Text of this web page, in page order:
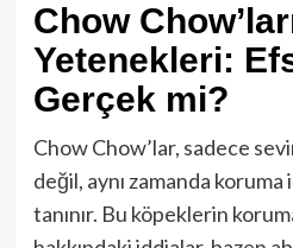
Chow
Yetenekleri:
Gerçek mi?
Chow Chow’lar, sadece
değil, aynı zamanda
tanınır. Bu köpeklerin